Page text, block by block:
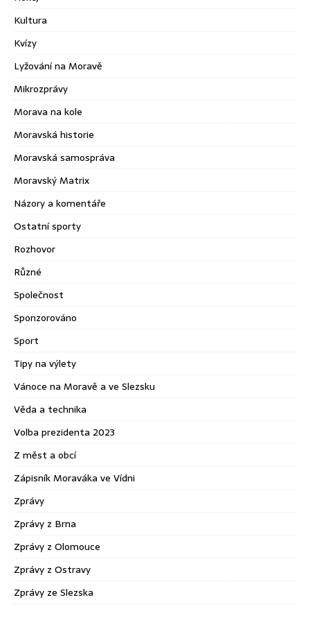
Kultura
Kvízy
Lyžování na Moravě
Mikrozprávy
Morava na kole
Moravská historie
Moravská samospráva
Moravský Matrix
Názory a komentáře
Ostatní sporty
Rozhovor
Různé
Společnost
Sponzorováno
Sport
Tipy na výlety
Vánoce na Moravě a ve Slezsku
Věda a technika
Volba prezidenta 2023
Z měst a obcí
Zápisník Moraváka ve Vídni
Zprávy
Zprávy z Brna
Zprávy z Olomouce
Zprávy z Ostravy
Zprávy ze Slezska